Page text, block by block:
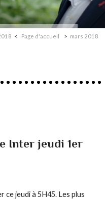
Page d'accueil mars 2018
Inter jeudi 1er
ce jeudi à 5H45. Les plus